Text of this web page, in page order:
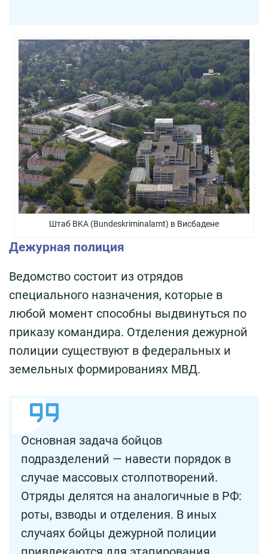
Штаб BKA (Bundeskriminalamt) в Висбадене
Дежурная полиция
Ведомство состоит из отрядов
специального назначения, которые в
любой момент способны выдвинуться по
приказу командира. Отделения дежурной
полиции существуют в федеральных и
земельных формированиях МВД.
Основная задача бойцов
подразделений — навести порядок в
случае массовых столпотворений.
Отряды делятся на аналогичные в РФ:
роты, взводы и отделения. В иных
случаях бойцы дежурной полиции